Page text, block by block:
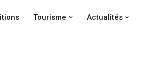
Tourisme Actualités